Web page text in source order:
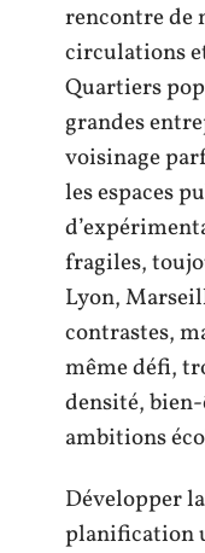
rencontre de
circulations
Quartiers
grandes
voisinage
les espaces
fragiles,
Lyon,
contrastes,
même défi,
densité,
ambitions
Développer
planification